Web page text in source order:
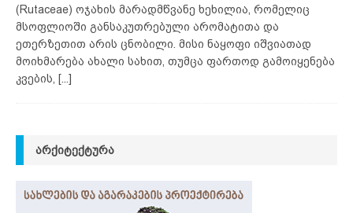
(Rutaceae) ოჯახის მარადმწვანე ხეხილია, რომელიც
მსოფლიოში განსაკუთრებული არომატითა და
ეთერზეთით არის ცნობილი. მისი ნაყოფი იშვიათად
მოიხმარება ახალი სახით, თუმცა ფართოდ გამოიყენება
კვების, [...]
ᲐᲠᲥᲘᲢᲔᲥᲢᲣᲠᲐ